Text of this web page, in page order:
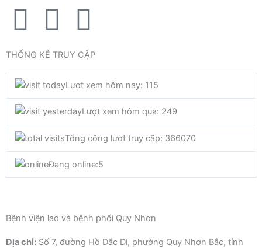
F
a
c
e
b
o
k
T
w
i
t
t
e
Y
o
u
t
u
b
THỐNG KÊ TRUY CẬP
Lượt xem hôm nay: 115
Lượt xem hôm qua: 249
Tổng cộng lượt truy cập: 366070
Đang online:5
Bệnh viện lao và bệnh phổi Quy Nhơn
Địa chỉ: Số 7, đường Hồ Đắc Di, phường Quy Nhơn Bắc, tỉnh